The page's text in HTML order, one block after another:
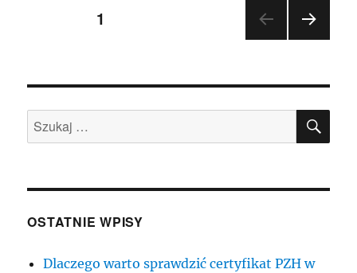
Nawigacja
wpisach
STRONA1
STR
ONA
Szukaj:
OSTATNIE WPISY
Dlaczego warto sprawdzić certyfikat PZH w